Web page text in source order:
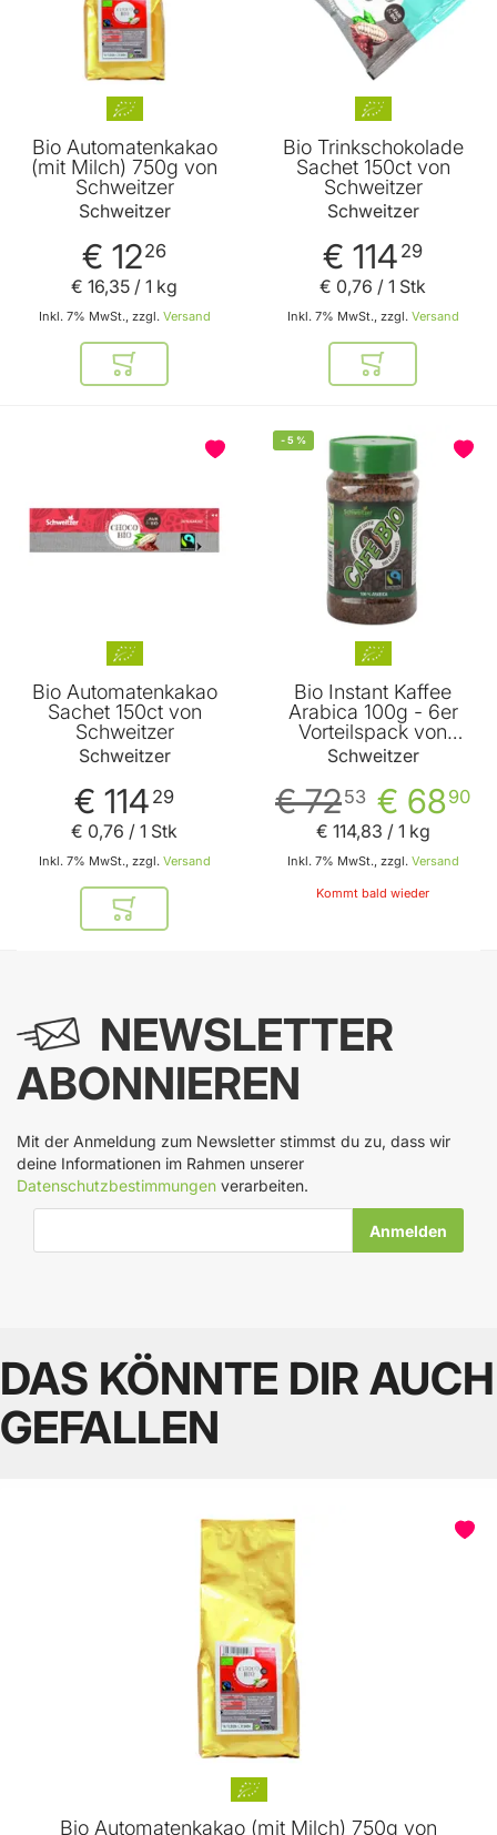
Bio Automatenkakao
(mit Milch) 750g von
Schweitzer
Schweitzer
€ 1226
Inkl. 7% MwSt., zzgl. Versand
€ 16,35 / 1 kg
In den Warenkorb
Bio Trinkschokolade
Sachet 150ct von
Schweitzer
Schweitzer
€ 114 29
Inkl. 7% MwSt., zzgl. Versand
€ 0,76 / 1 Stk
In den
Bio Automatenkakao
Sachet 150ct von
Schweitzer
Schweitzer
€ 114 29
Inkl. 7% MwSt., zzgl. Versand
€ 0,76 / 1 Stk
In den Warenkorb
-5 %
Bio Instant Kaffee
Arabica 100g - 6er
Vorteilspack von
Schweitzer
Schweitzer
€ 6890
€ 7253
Inkl. 7% MwSt., zzgl. Versand
€ 114,83 / 1 kg
Kommt bald wieder
NEWSLETTER
ABONNIEREN
Mit der Anmeldung zum Newsletter stimmst du zu, dass wir
deine Informationen im Rahmen unserer
Datenschutzbestimmungen verarbeiten.
DAS KÖNNTE DIR AUCH
GEFALLEN
Bio Automatenkakao (mit Milch) 750g von